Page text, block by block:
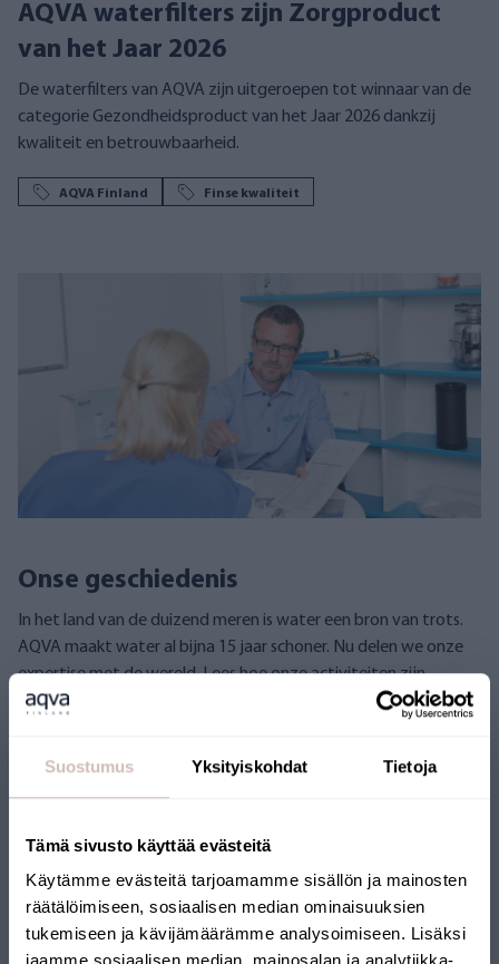
Suostumus Yksityiskohdat Tietoja
Tämä sivusto käyttää evästeitä
Käytämme evästeitä tarjoamamme sisällön ja mainosten
räätälöimiseen, sosiaalisen median ominaisuuksien
tukemiseen ja kävijämäärämme analysoimiseen. Lisäksi
AQVA waterfilters zijn Zorgproduct
van het Jaar 2026
De waterfilters van AQVA zijn uitgeroepen tot winnaar van de
categorie Gezondheidsproduct van het Jaar 2026 dankzij
kwaliteit en betrouwbaarheid.
AQVA Finland Finse kwaliteit
Onse geschiedenis
In het land van de duizend meren is water een bron van trots.
AQVA maakt water al bijna 15 jaar schoner. Nu delen we onze
expertise met de wereld. Lees hoe onze activiteiten zijn
gegroeid en ontwikkeld.